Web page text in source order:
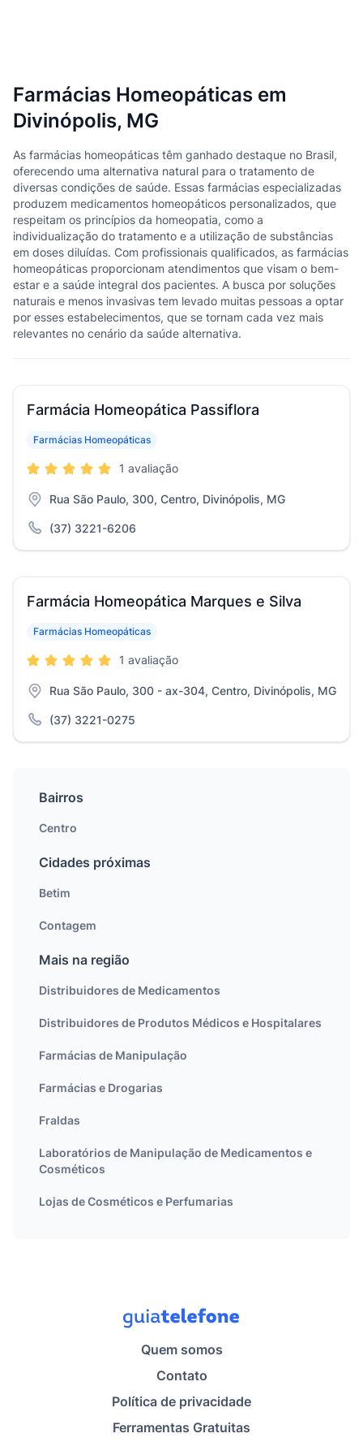
Farmácias Homeopáticas em
Divinópolis, MG
As farmácias homeopáticas têm ganhado destaque no Brasil,
oferecendo uma alternativa natural para o tratamento de
diversas condições de saúde. Essas farmácias especializadas
produzem medicamentos homeopáticos personalizados, que
respeitam os princípios da homeopatia, como a
individualização do tratamento e a utilização de substâncias
em doses diluídas. Com profissionais qualificados, as farmácias
homeopáticas proporcionam atendimentos que visam o bem-
estar e a saúde integral dos pacientes. A busca por soluções
naturais e menos invasivas tem levado muitas pessoas a optar
por esses estabelecimentos, que se tornam cada vez mais
relevantes no cenário da saúde alternativa.
Farmácia Homeopática Passiflora
Farmácias Homeopáticas
1 avaliação
Rua São Paulo, 300, Centro, Divinópolis, MG
(37) 3221-6206
Farmácia Homeopática Marques e Silva
Farmácias Homeopáticas
1 avaliação
Rua São Paulo, 300 - ax-304, Centro, Divinópolis, MG
(37) 3221-0275
Bairros
Centro
Cidades próximas
Betim
Contagem
Mais na região
Distribuidores de Medicamentos
Distribuidores de Produtos Médicos e Hospitalares
Farmácias de Manipulação
Farmácias e Drogarias
Fraldas
Laboratórios de Manipulação de Medicamentos e
Cosméticos
Lojas de Cosméticos e Perfumarias
Quem somos
Contato
Política de privacidade
Ferramentas Gratuitas